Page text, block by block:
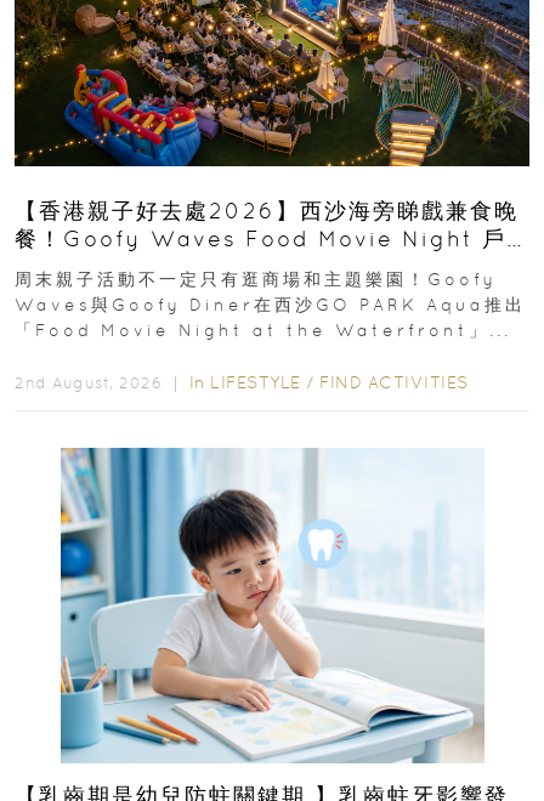
【香港親子好去處2026】西沙海旁睇戲兼食晚
餐！Goofy Waves Food Movie Night 戶
外影院逢週末登場
周末親子活動不一定只有逛商場和主題樂園！Goofy
Waves與Goofy Diner在西沙GO PARK Aqua推出
「Food Movie Night at the Waterfront」...
2nd August, 2026 ｜ In LIFESTYLE / FIND ACTIVITIES
【乳齒期是幼兒防蛀關鍵期 】乳齒蛀牙影響發